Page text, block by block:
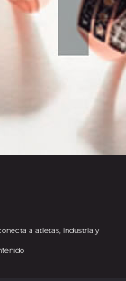
a atletas, industria y